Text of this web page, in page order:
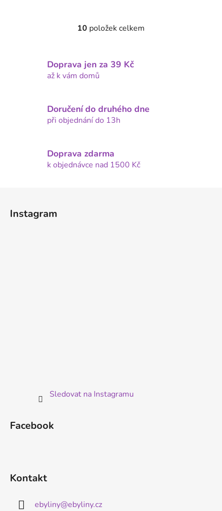
O
á
í
p
k
y
10 položek celkem
Doprava jen za 39 Kč
až k vám domů
Doručení do druhého dne
při objednání do 13h
Doprava zdarma
k objednávce nad 1500 Kč
Instagram
Sledovat na Instagramu
Facebook
Kontakt
ebyliny@ebyliny.cz